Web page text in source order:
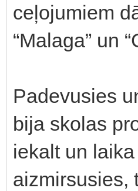
ceļojumiem
“Malaga” un
Padevusies
bija skolas
iekalt un
aizmirsusies,